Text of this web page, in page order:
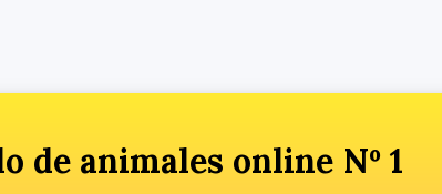
de animales online Nº 1